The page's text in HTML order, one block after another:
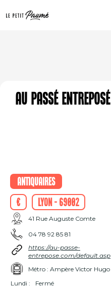
Au passé entreposé
Antiquaires
€
Lyon - 69002
41 Rue Auguste Comte
04 78 92 85 81
https://au-passe-
entrepose.com/default.asp
Métro : Ampère Victor Hugo
Lundi :
Fermé